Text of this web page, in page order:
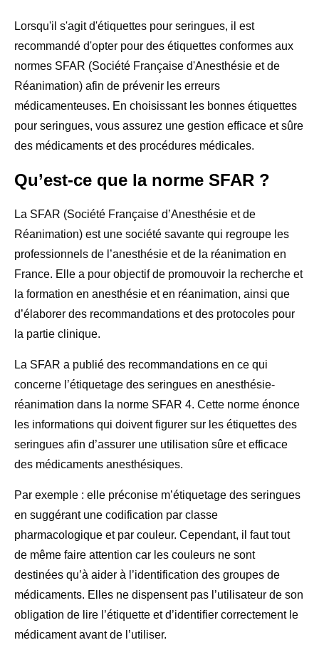
Lorsqu'il s'agit d'étiquettes pour seringues, il est
recommandé d'opter pour des étiquettes conformes aux
normes SFAR (Société Française d'Anesthésie et de
Réanimation) afin de prévenir les erreurs
médicamenteuses. En choisissant les bonnes étiquettes
pour seringues, vous assurez une gestion efficace et sûre
des médicaments et des procédures médicales.
Qu’est-ce que la norme SFAR ?
La SFAR (Société Française d’Anesthésie et de
Réanimation) est une société savante qui regroupe les
professionnels de l’anesthésie et de la réanimation en
France. Elle a pour objectif de promouvoir la recherche et
la formation en anesthésie et en réanimation, ainsi que
d’élaborer des recommandations et des protocoles pour
la partie clinique.
La SFAR a publié des recommandations en ce qui
concerne l’étiquetage des seringues en anesthésie-
réanimation dans la norme SFAR 4. Cette norme énonce
les informations qui doivent figurer sur les étiquettes des
seringues afin d’assurer une utilisation sûre et efficace
des médicaments anesthésiques.
Par exemple : elle préconise m’étiquetage des seringues
en suggérant une codification par classe
pharmacologique et par couleur. Cependant, il faut tout
de même faire attention car les couleurs ne sont
destinées qu’à aider à l’identification des groupes de
médicaments. Elles ne dispensent pas l’utilisateur de son
obligation de lire l’étiquette et d’identifier correctement le
médicament avant de l’utiliser.